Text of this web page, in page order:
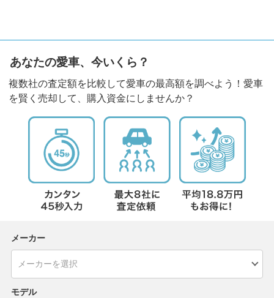
あなたの愛車、今いくら？
複数社の査定額を比較して愛車の最高額を調べよう！愛車
を賢く売却して、購入資金にしませんか？
メーカー
モデル